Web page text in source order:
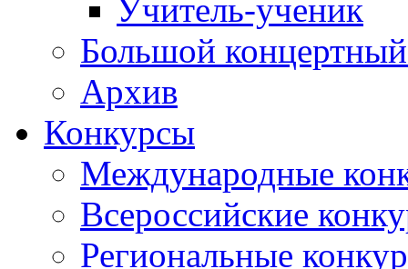
Учитель-ученик
Большой концертный
Архив
Конкурсы
Международные
Всероссийские
Региональные